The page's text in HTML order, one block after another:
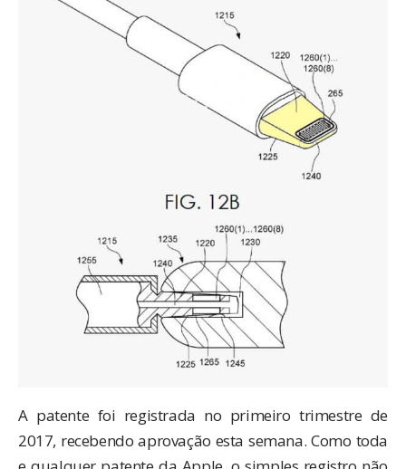
A patente foi registrada no primeiro trimestre de
2017, recebendo aprovação esta semana. Como toda